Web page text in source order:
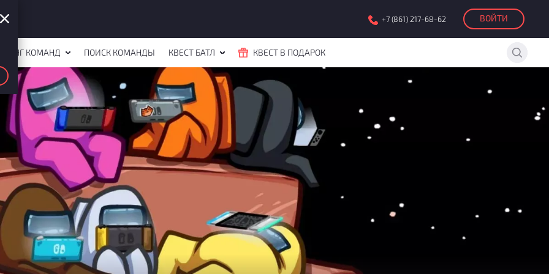
+7 (861) 217-68-62 ВОЙТИ
КОМАНД ПОИСК КОМАНДЫ КВЕСТ БАТЛ КВЕСТ В ПОДАРОК